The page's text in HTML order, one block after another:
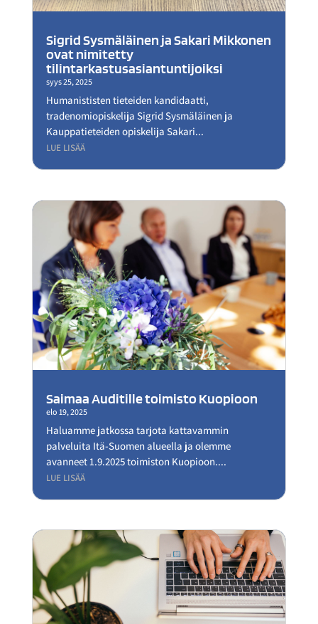
Sigrid Sysmäläinen ja Sakari Mikkonen
ovat nimitetty
tilintarkastusasiantuntijoiksi
syys 25, 2025
Humanististen tieteiden kandidaatti,
tradenomiopiskelija Sigrid Sysmäläinen ja
Kauppatieteiden opiskelija Sakari...
LUE LISÄÄ
Saimaa Auditille toimisto Kuopioon
elo 19, 2025
Haluamme jatkossa tarjota kattavammin
palveluita Itä-Suomen alueella ja olemme
avanneet 1.9.2025 toimiston Kuopioon....
LUE LISÄÄ